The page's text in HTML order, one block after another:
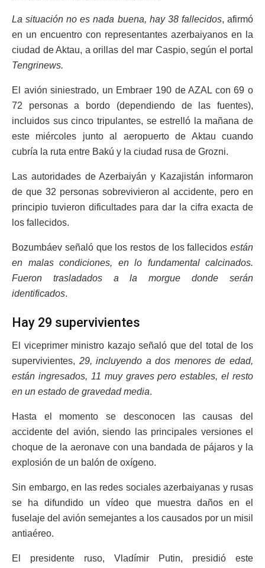
La situación no es nada buena, hay 38 fallecidos, afirmó
en un encuentro con representantes azerbaiyanos en la
ciudad de Aktau, a orillas del mar Caspio, según el portal
Tengrinews.
El avión siniestrado, un Embraer 190 de AZAL con 69 o
72 personas a bordo (dependiendo de las fuentes),
incluidos sus cinco tripulantes, se estrelló la mañana de
este miércoles junto al aeropuerto de Aktau cuando
cubría la ruta entre Bakú y la ciudad rusa de Grozni.
Las autoridades de Azerbaiyán y Kazajistán informaron
de que 32 personas sobrevivieron al accidente, pero en
principio tuvieron dificultades para dar la cifra exacta de
los fallecidos.
Bozumbáev señaló que los restos de los fallecidos están
en malas condiciones, en lo fundamental calcinados.
Fueron trasladados a la morgue donde serán
identificados.
Hay 29 supervivientes
El viceprimer ministro kazajo señaló que del total de los
supervivientes, 29, incluyendo a dos menores de edad,
están ingresados, 11 muy graves pero estables, el resto
en un estado de gravedad media.
Hasta el momento se desconocen las causas del
accidente del avión, siendo las principales versiones el
choque de la aeronave con una bandada de pájaros y la
explosión de un balón de oxígeno.
Sin embargo, en las redes sociales azerbaiyanas y rusas
se ha difundido un vídeo que muestra daños en el
fuselaje del avión semejantes a los causados por un misil
antiaéreo.
El presidente ruso, Vladímir Putin, presidió este